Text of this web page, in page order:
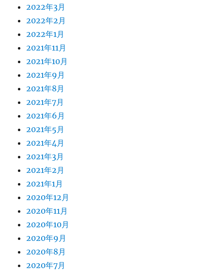
2022年3月
2022年2月
2022年1月
2021年11月
2021年10月
2021年9月
2021年8月
2021年7月
2021年6月
2021年5月
2021年4月
2021年3月
2021年2月
2021年1月
2020年12月
2020年11月
2020年10月
2020年9月
2020年8月
2020年7月